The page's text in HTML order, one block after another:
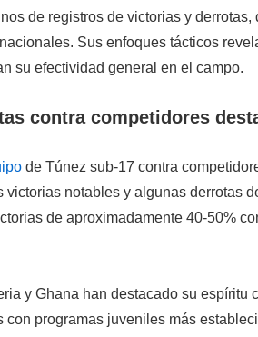
de registros de victorias y derrotas,
Sus enfoques tácticos
su efectividad general en el campo.
contra competidores
de Túnez sub-17 contra
notables y algunas derrotas
de aproximadamente 40-50%
y Ghana han destacado su espíritu
programas juveniles más